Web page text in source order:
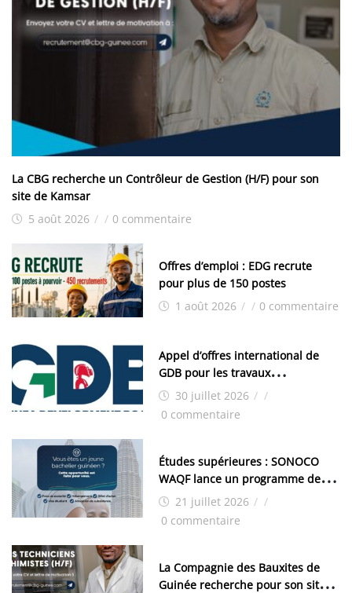
La CBG recherche un Contrôleur de Gestion (H/F) pour son
site de Kamsar
5 août 2026 / / 0 commentaire
Offres d’emploi : EDG recrute
pour plus de 150 postes
1 août 2026 / / 0 commentaire
Appel d’offres international de
GDB pour les travaux
d’aménagement de la zone
industrielle de FANDJE (PAZIF)
30 juillet 2026 / /
0 commentaire
Études supérieures : SONOCO
WAQF lance un programme de
bourses pour la Malaisie
21 juillet 2026 / /
0 commentaire
La Compagnie des Bauxites de
Guinée recherche pour son site